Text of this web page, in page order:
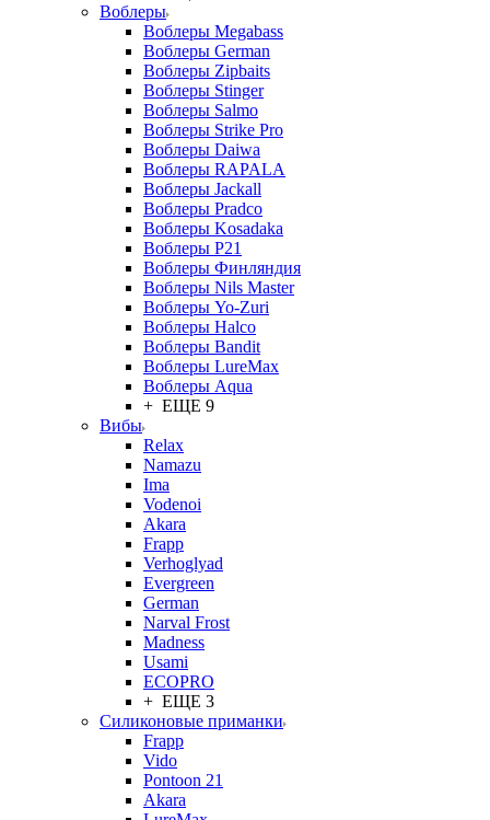
Воблеры
Воблеры Megabass
Воблеры German
Воблеры Zipbaits
Воблеры Stinger
Воблеры Salmo
Воблеры Strike Pro
Воблеры Daiwa
Воблеры RAPALA
Воблеры Jackall
Воблеры Pradco
Воблеры Kosadaka
Воблеры P21
Воблеры Финляндия
Воблеры Nils Master
Воблеры Yo-Zuri
Воблеры Halco
Воблеры Bandit
Воблеры LureMax
Воблеры Aqua
+ ЕЩЕ 9
Вибы
Relax
Namazu
Ima
Vodenoi
Akara
Frapp
Verhoglyad
Evergreen
German
Narval Frost
Madness
Usami
ECOPRO
+ ЕЩЕ 3
Силиконовые приманки
Frapp
Vido
Pontoon 21
Akara